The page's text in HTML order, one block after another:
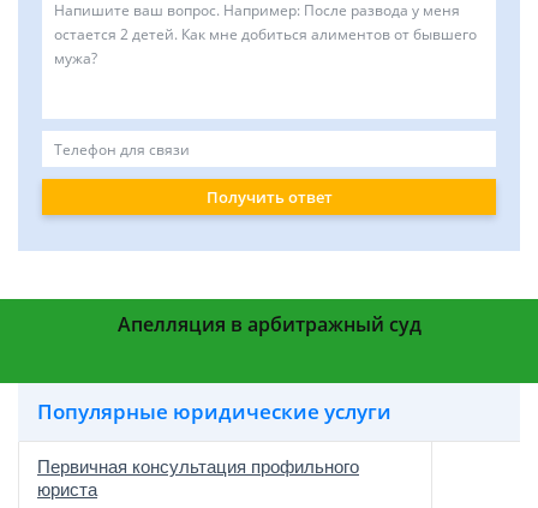
Получить ответ
Апелляция в арбитражный суд
Популярные юридические услуги
Первичная консультация профильного
юриста